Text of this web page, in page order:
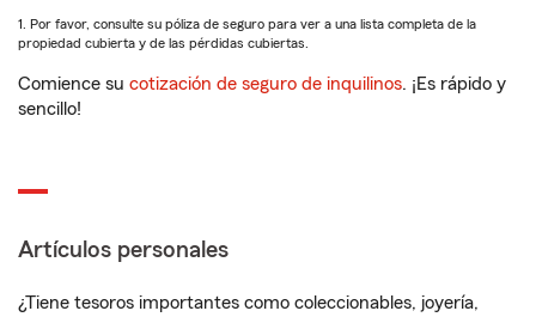
1. Por favor, consulte su póliza de seguro para ver a una lista completa de la
propiedad cubierta y de las pérdidas cubiertas.
Comience su cotización de seguro de inquilinos. ¡Es rápido y
sencillo!
Artículos personales
¿Tiene tesoros importantes como coleccionables, joyería,